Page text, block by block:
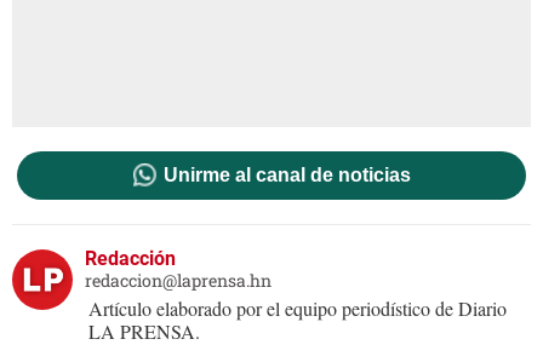
Unirme al canal de noticias
Redacción
redaccion@laprensa.hn
Artículo elaborado por el equipo periodístico de Diario
LA PRENSA.